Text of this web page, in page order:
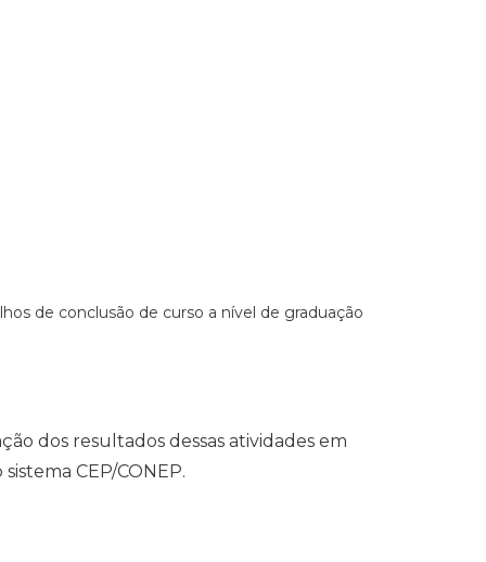
de conclusão de curso a nível de graduação
dos resultados dessas atividades em
CEP/CONEP.